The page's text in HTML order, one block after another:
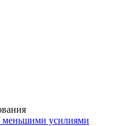
меньшими усилиями